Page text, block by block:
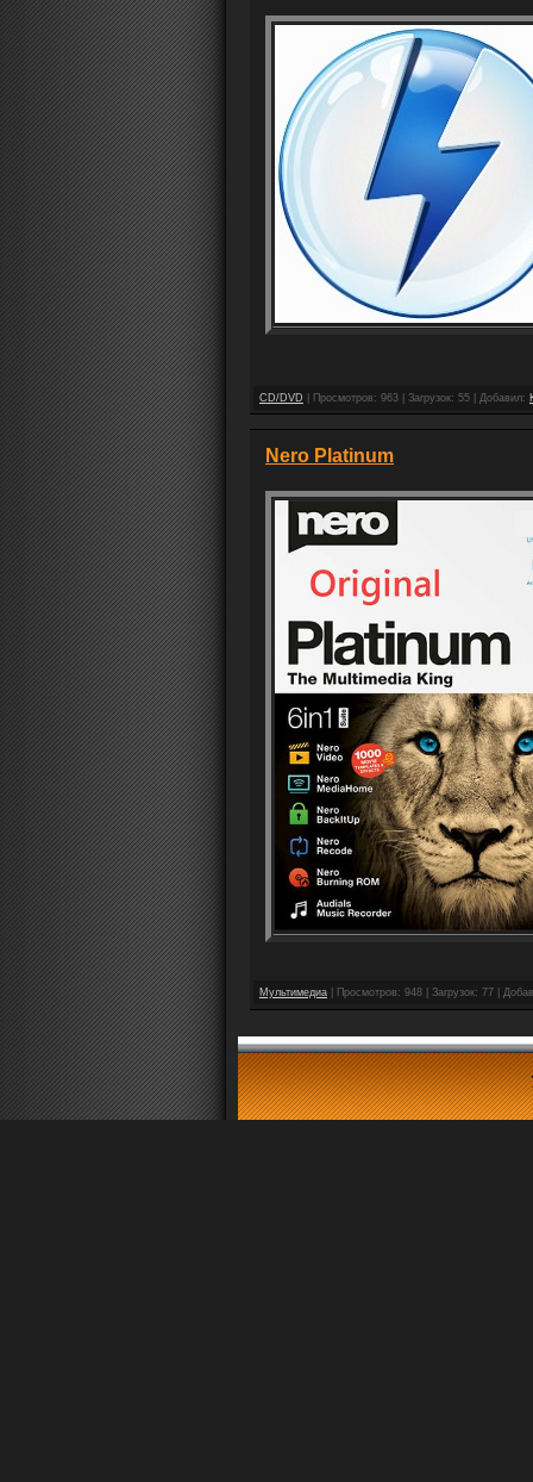
CD/DVD | Просмотров: 963 | Загрузок: 55 | Добавил:
Nero Platinum
Мультимедиа | Просмотров: 948 | Загрузок: 77 |